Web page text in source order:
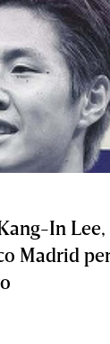
In
Madrid